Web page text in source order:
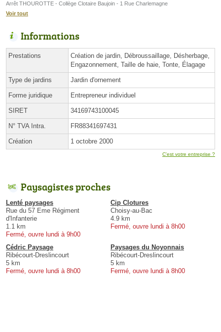
Arrêt THOUROTTE - Collège Clotaire Baujoin - 1 Rue Charlemagne
Voir tout
Informations
Prestations
Création de jardin, Débroussaillage, Désherbage,
Engazonnement, Taille de haie, Tonte, Élagage
Type de jardins Jardin d'ornement
Forme juridique Entrepreneur individuel
SIRET 34169743100045
N° TVA Intra. FR88341697431
Création 1 octobre 2000
C'est votre entreprise ?
Paysagistes proches
Lenté paysages
Rue du 57 Eme Régiment
d'Infanterie
1.1 km
Fermé, ouvre lundi à 9h00
Cip Clotures
Choisy-au-Bac
4.9 km
Fermé, ouvre lundi à 8h00
Cédric Paysage
Ribécourt-Dreslincourt
5 km
Fermé, ouvre lundi à 8h00
Paysages du Noyonnais
Ribécourt-Dreslincourt
5 km
Fermé, ouvre lundi à 8h00